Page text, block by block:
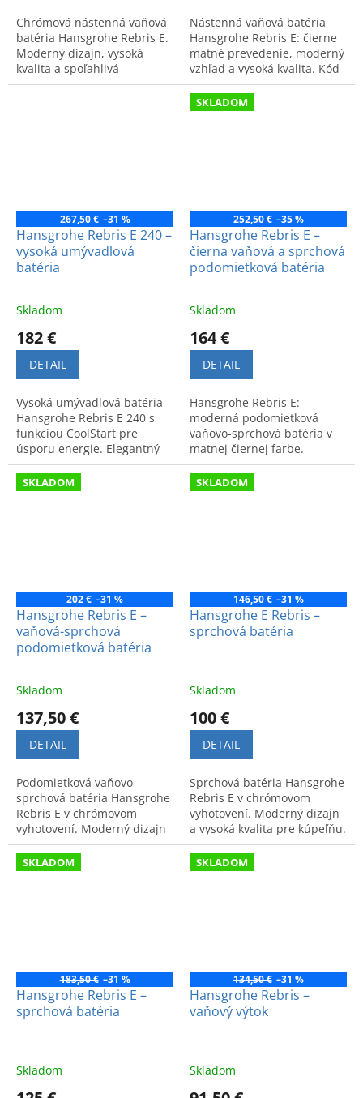
Chrómová nástenná vaňová
batéria Hansgrohe Rebris E.
Moderný dizajn, vysoká
kvalita a spoľahlivá
funkčnosť. Kód produktu:
Nástenná vaňová batéria
Hansgrohe Rebris E: čierne
matné prevedenie, moderný
vzhľad a vysoká kvalita. Kód
výrobku: 72450670.
267,50 € –31 %
Hansgrohe Rebris E 240 –
vysoká umývadlová
batéria
Skladom
182 €
DETAIL
Vysoká umývadlová batéria
Hansgrohe Rebris E 240 s
funkciou CoolStart pre
úsporu energie. Elegantný
dizajn a prvotriedna kvalita.
Kód produktu: 72581000.
SKLADOM
252,50 € –35 %
Hansgrohe Rebris E –
čierna vaňová a sprchová
podomietková batéria
Skladom
164 €
DETAIL
Hansgrohe Rebris E:
moderná podomietková
vaňovo-sprchová batéria v
matnej čiernej farbe.
Kvalitný dizajn a luxusný
vzhľad pre vašu kúpeľňu.
SKLADOM
202 € –31 %
Hansgrohe Rebris E –
vaňová-sprchová
podomietková batéria
Skladom
137,50 €
DETAIL
Podomietková vaňovo-
sprchová batéria Hansgrohe
Rebris E v chrómovom
vyhotovení. Moderný dizajn
a vysoká funkčnosť v
špičkovej nemeckej kvalite.
SKLADOM
146,50 € –31 %
Hansgrohe E Rebris –
sprchová batéria
Skladom
100 €
DETAIL
Sprchová batéria Hansgrohe
Rebris E v chrómovom
vyhotovení. Moderný dizajn
a vysoká kvalita pre kúpeľňu.
Kód produktu: 72650000.
SKLADOM
183,50 € –31 %
Hansgrohe Rebris E –
sprchová batéria
Skladom
SKLADOM
134,50 € –31 %
Hansgrohe Rebris –
vaňový výtok
Skladom